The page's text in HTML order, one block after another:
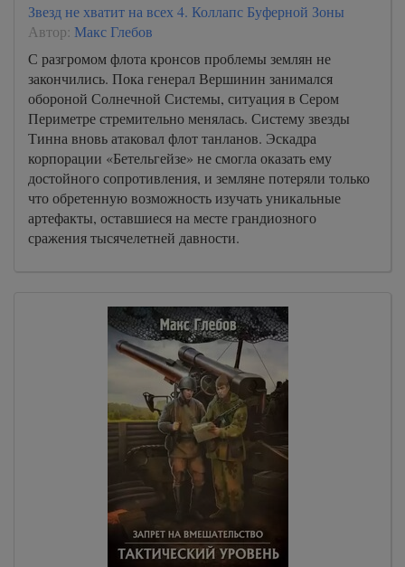
Звезд не хватит на всех 4. Коллапс Буферной Зоны
Автор: Макс Глебов
С разгромом флота кронсов проблемы землян не
закончились. Пока генерал Вершинин занимался
обороной Солнечной Системы, ситуация в Сером
Периметре стремительно менялась. Систему звезды
Тинна вновь атаковал флот танланов. Эскадра
корпорации «Бетельгейзе» не смогла оказать ему
достойного сопротивления, и земляне потеряли только
что обретенную возможность изучать уникальные
артефакты, оставшиеся на месте грандиозного
сражения тысячелетней давности.